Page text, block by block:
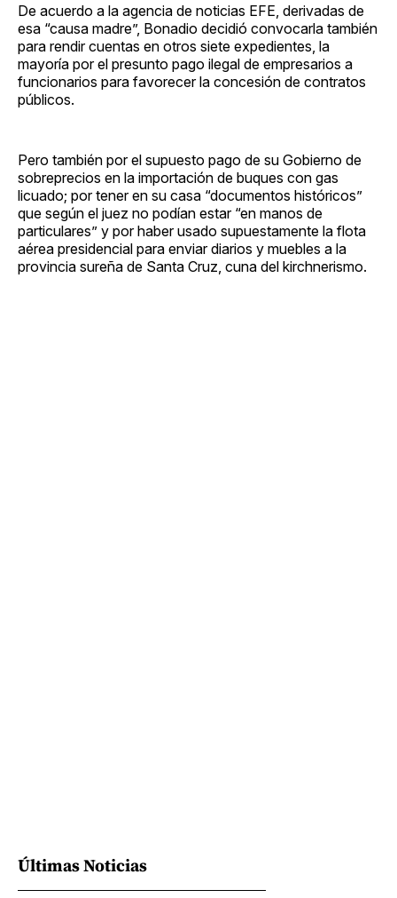
De acuerdo a la agencia de noticias EFE, derivadas de
esa “causa madre”, Bonadio decidió convocarla también
para rendir cuentas en otros siete expedientes, la
mayoría por el presunto pago ilegal de empresarios a
funcionarios para favorecer la concesión de contratos
públicos.
Pero también por el supuesto pago de su Gobierno de
sobreprecios en la importación de buques con gas
licuado; por tener en su casa “documentos históricos”
que según el juez no podían estar “en manos de
particulares” y por haber usado supuestamente la flota
aérea presidencial para enviar diarios y muebles a la
provincia sureña de Santa Cruz, cuna del kirchnerismo.
Últimas Noticias